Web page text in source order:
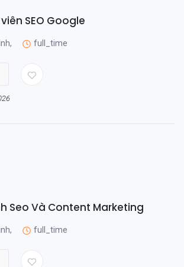
SEO Google
full_time
Seo Và Content Marketing
full_time